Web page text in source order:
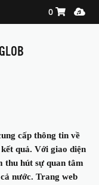
Shopping
0
cấp thông tin về
quả. Với giao diện
thu hút sự quan tâm
nước. Trang web